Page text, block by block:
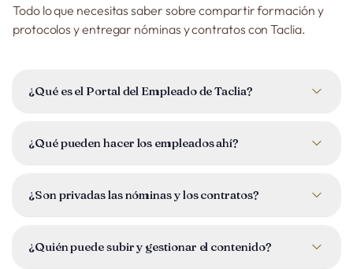
Todo lo que necesitas saber sobre compartir formación y
protocolos y entregar nóminas y contratos con Taclia.
¿Qué es el Portal del Empleado de Taclia?
cuatro secciones, Formación, Protocolos, Nóminas y
¿Qué pueden hacer los empleados ahí?
marcan como completados o leídos, firman documentos
¿Son privadas las nóminas y los contratos?
concreto y es visible solo para esa persona, los demás
¿Quién puede subir y gestionar el contenido?